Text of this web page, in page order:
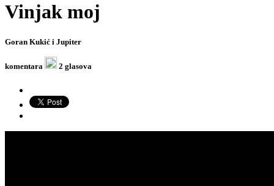
Vinjak moj
Goran Kukić i Jupiter
komentara 2 glasova